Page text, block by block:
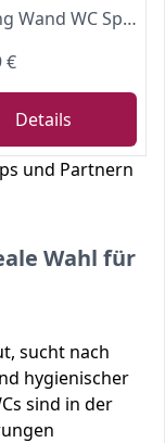
Yishang Wand WC Spülrandlos, Toilette WC mit Toilettendeckel mit Absenkautomatik, Hänge WC Runde mit Breiter Toilettensitz, Toilettenschüssel Weiß mit Nano, 53 cm lang
€
Details
und Partnern
Wahl für
sucht nach
hygienischer
sind in der